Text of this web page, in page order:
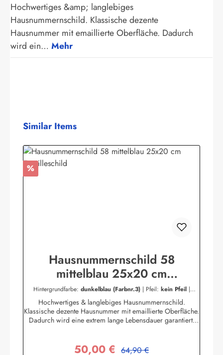
Hochwertiges &amp; langlebiges
Hausnummernschild. Klassische dezente
Hausnummer mit emaillierte Oberfläche. Dadurch
wird ein… Mehr
Produktgalerie überspringen
Similar Items
Rabatt
%
Hausnummernschild 58
mittelblau 25x20 cm
Emailleschild
Hintergrundfarbe: dunkelblau (Farbnr.3) | Pfeil: kein Pfeil |
Hochwertiges & langlebiges Hausnummernschild.
Klassische dezente Hausnummer mit emaillierte Oberfläche.
Dadurch wird eine extrem lange Lebensdauer garantiert!
Wetterbedingungen wie Hitze und Frost über viele Jahre
Verkaufspreis:
50,00 € Regulärer Preis:
64,90 €